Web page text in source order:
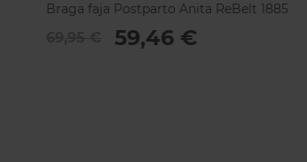
Braga faja Postparto Anita ReBelt 1885
59,46 €